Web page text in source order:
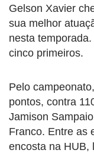
Gelson Xavier
sua melhor
nesta
cinco primeiros.
Pelo
pontos, contra
Jamison
Franco. Entre as
encosta na HUB,